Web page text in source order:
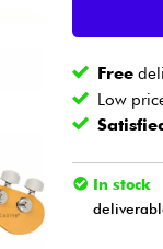
Wind
Cables
Free
Low
In stock